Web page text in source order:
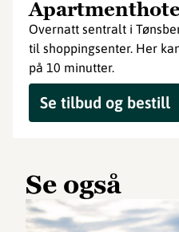
Overnatt sentralt i
til shoppingsenter. Her
på 10 minutter.
Se tilbud og bestill
Se også